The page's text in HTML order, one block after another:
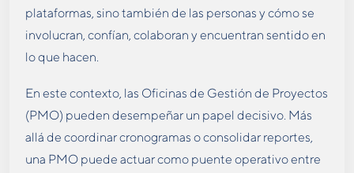
plataformas, sino también de las personas y cómo se
involucran, confían, colaboran y encuentran sentido en
lo que hacen.
En este contexto, las Oficinas de Gestión de Proyectos
(PMO) pueden desempeñar un papel decisivo. Más
allá de coordinar cronogramas o consolidar reportes,
una PMO puede actuar como puente operativo entre